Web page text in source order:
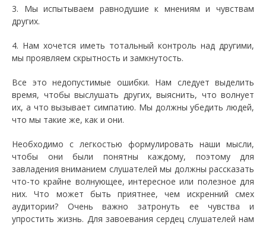
3. Мы испытываем равнодушие к мнениям и чувствам
других.
4. Нам хочется иметь тотальный контроль над другими,
мы проявляем скрытность и замкнутость.
Все это недопустимые ошибки. Нам следует выделить
время, чтобы выслушать других, выяснить, что волнует
их, а что вызывает симпатию. Мы должны убедить людей,
что мы такие же, как и они.
Необходимо с легкостью формулировать наши мысли,
чтобы они были понятны каждому, поэтому для
завладения вниманием слушателей мы должны рассказать
что-то крайне волнующее, интересное или полезное для
них. Что может быть приятнее, чем искренний смех
аудитории? Очень важно затронуть ее чувства и
упростить жизнь. Для завоевания сердец слушателей нам